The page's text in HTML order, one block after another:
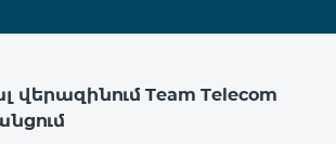
վերազինում Team Telecom